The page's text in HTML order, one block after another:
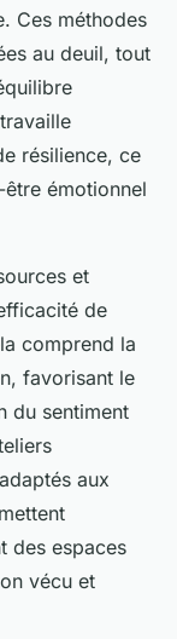
Ces méthodes
au deuil, tout
résilience, ce
émotionnel
et
de
comprend la
favorisant le
du sentiment
aux
des espaces
vécu et